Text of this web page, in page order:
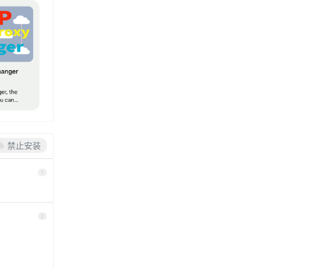
禁止安装
1
2